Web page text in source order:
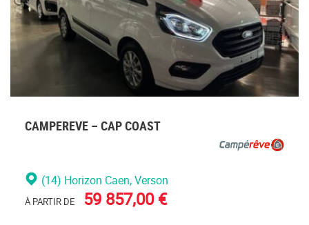
CAMPEREVE – CAP COAST
(14) Horizon Caen, Verson
À PARTIR DE 59 857,00 €